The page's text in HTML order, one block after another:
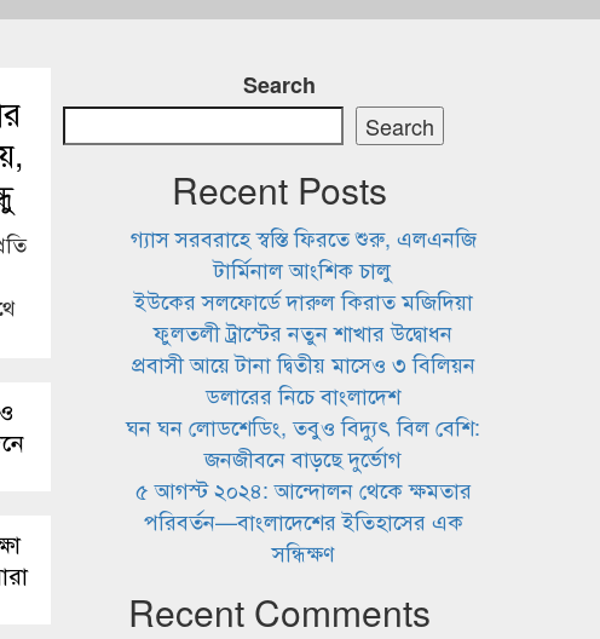
Search
Search
Recent Posts
গ্যাস সরবরাহে স্বস্তি ফিরতে শুরু, এলএনজি
টার্মিনাল আংশিক চালু
ইউকের সলফোর্ডে দারুল কিরাত মজিদিয়া
ফুলতলী ট্রাস্টের নতুন শাখার উদ্বোধন
প্রবাসী আয়ে টানা দ্বিতীয় মাসেও ৩ বিলিয়ন
ডলারের নিচে বাংলাদেশ
ঘন ঘন লোডশেডিং, তবুও বিদ্যুৎ বিল বেশি:
জনজীবনে বাড়ছে দুর্ভোগ
৫ আগস্ট ২০২৪: আন্দোলন থেকে ক্ষমতার
পরিবর্তন—বাংলাদেশের ইতিহাসের এক
সন্ধিক্ষণ
Recent Comments